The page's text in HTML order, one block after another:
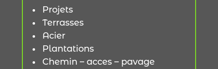
Projets
Terrasses
Acier
Plantations
Chemin – acces – pavage